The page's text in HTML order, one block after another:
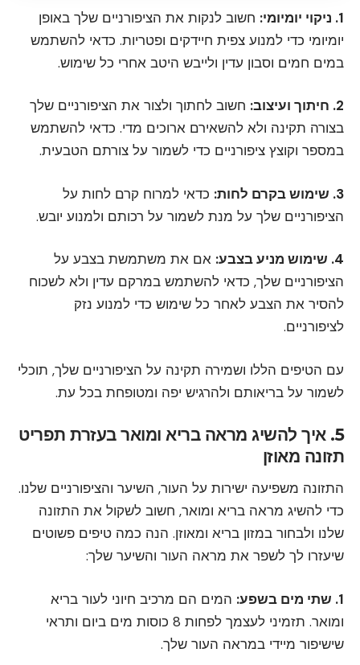
1. ניקוי יומיומי:
חשוב לנקות את הציפורניים שלך באופן
יומיומי כדי למנוע צפית חיידקים ופטריות. כדאי להשתמש
במים חמים וסבון עדין ולייבש היטב אחרי כל שימוש.
2. חיתוך ועיצוב:
חשוב לחתוך ולצור את הציפורניים שלך
בצורה תקינה ולא להשאירם ארוכים מדי. כדאי להשתמש
במספר וקוצץ ציפורניים כדי לשמור על צורתם הטבעית.
3. שימוש בקרם לחות:
כדאי למרוח קרם לחות על
הציפורניים שלך על מנת לשמור על רכותם ולמנוע יובש.
4. שימוש מניע בצבע:
אם את משתמשת בצבע על
הציפורניים שלך, כדאי להשתמש במרקם עדין ולא לשכוח
להסיר את הצבע לאחר כל שימוש כדי למנוע נזק
לציפורניים.
עם הטיפים הללו ושמירה תקינה על הציפורניים שלך, תוכלי
לשמור על בריאותם ולהרגיש יפה ומטופחת בכל עת.
5. איך להשיג מראה בריא ומואר בעזרת תפריט
תזונה מאוזן
התזונה משפיעה ישירות על העור, השיער והציפורניים שלנו.
כדי להשיג מראה בריא ומואר, חשוב לשקול את התזונה
שלנו ולבחור במזון בריא ומאוזן. הנה כמה טיפים פשוטים
שיעזרו לך לשפר את מראה העור והשיער שלך:
1. שתי מים בשפע:
המים הם מרכיב חיוני לעור בריא
ומואר. תזמיני לעצמך לפחות 8 כוסות מים ביום ותראי
שישיפור מיידי במראה העור שלך.